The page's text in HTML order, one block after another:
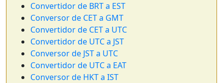
Convertidor de BRT a EST
Conversor de CET a GMT
Convertidor de CET a UTC
Convertidor de UTC a JST
Conversor de JST a UTC
Convertidor de UTC a EAT
Conversor de HKT a IST